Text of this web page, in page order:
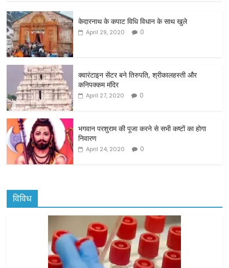
c
e
b
o
o
k
itt
er
ai ar
e
केदारनाथ के कपाट विधि विधान के साथ खुले
April 29, 2020 0
क्वारंटाइन सेंटर बने तिरुपति, श्रीकालहस्ती और
कनिपक्कम मंदिर
April 27, 2020 0
भगवान परशुराम की पूजा करने से सभी कष्टों का होगा
निवारण
April 24, 2020 0
विविध